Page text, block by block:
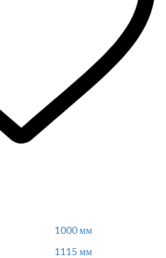
1000 мм
1115 мм